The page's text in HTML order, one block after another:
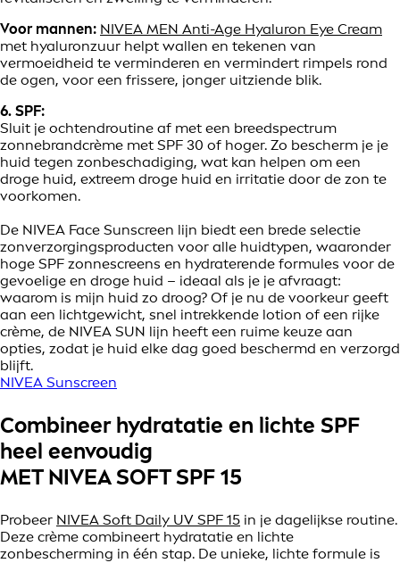
Voor mannen: NIVEA MEN Anti-Age Hyaluron Eye Cream
met hyaluronzuur helpt wallen en tekenen van
vermoeidheid te verminderen en vermindert rimpels rond
de ogen, voor een frissere, jonger uitziende blik.
6. SPF:
Sluit je ochtendroutine af met een breedspectrum
zonnebrandcrème met SPF 30 of hoger. Zo bescherm je je
huid tegen zonbeschadiging, wat kan helpen om een
droge huid, extreem droge huid en irritatie door de zon te
voorkomen.
De NIVEA Face Sunscreen lijn biedt een brede selectie
zonverzorgingsproducten voor alle huidtypen, waaronder
hoge SPF zonnescreens en hydraterende formules voor de
gevoelige en droge huid – ideaal als je je afvraagt:
waarom is mijn huid zo droog? Of je nu de voorkeur geeft
aan een lichtgewicht, snel intrekkende lotion of een rijke
crème, de NIVEA SUN lijn heeft een ruime keuze aan
opties, zodat je huid elke dag goed beschermd en verzorgd
blijft.
NIVEA Sunscreen
Combineer hydratatie en lichte SPF
heel eenvoudig
MET NIVEA SOFT SPF 15
Probeer NIVEA Soft Daily UV SPF 15 in je dagelijkse routine.
Deze crème combineert hydratatie en lichte
zonbescherming in één stap. De unieke, lichte formule is